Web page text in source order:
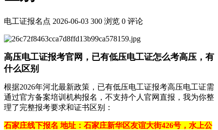
电工证报名点 2026-06-03 300 浏览 0 评论
高压电工证报考官网，已有低压电工证怎么考高压，有
什么区别
根据2026年河北最新政策，已有低压电工证报考高压电工证需
通过‌官方备案培训机构报名‌，不支持个人官网直报，我为你整
理了完整报考要求和证书区别：
石家庄线下报名 地址：石家庄新华区友谊大街426号，水上公